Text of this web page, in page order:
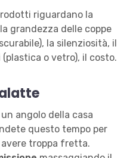
riguardano la
grandezza delle coppe
la silenziosità, il
o vetro), il costo.
angolo della casa
questo tempo per
troppa fretta.